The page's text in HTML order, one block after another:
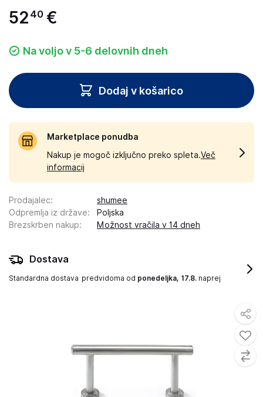
52 40 €
Na voljo v 5-6 delovnih dneh
Dodaj v košarico
Marketplace ponudba
Nakup je mogoč izključno preko spleta.Več
informacij
Prodajalec:
shumee
Odpremlja iz države:
Poljska
Brezskrben nakup: Možnost vračila v 14 dneh
Dostava
Standardna dostava predvidoma od ponedeljka, 17.8. naprej